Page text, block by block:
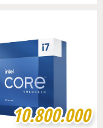
10.800.000
10.800.000